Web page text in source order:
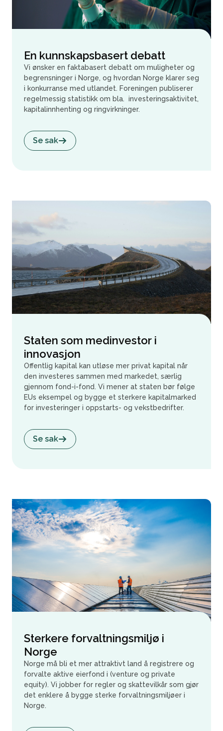
En kunnskapsbasert debatt
Vi ønsker en faktabasert debatt om muligheter og
begrensninger i Norge, og hvordan Norge klarer seg
i konkurranse med utlandet. Foreningen publiserer
regelmessig statistikk om bla. investeringsaktivitet,
kapitalinnhenting og ringvirkninger.
Se sak
Staten som medinvestor i
innovasjon
Offentlig kapital kan utløse mer privat kapital når
den investeres sammen med markedet, særlig
gjennom fond-i-fond. Vi mener at staten bør følge
EUs eksempel og bygge et sterkere kapitalmarked
for investeringer i oppstarts- og vekstbedrifter.
Se sak
Sterkere forvaltningsmiljø i
Norge
Norge må bli et mer attraktivt land å registrere og
forvalte aktive eierfond i (venture og private
equity). Vi jobber for regler og skattevilkår som gjør
det enklere å bygge sterke forvaltningsmiljøer i
Norge.